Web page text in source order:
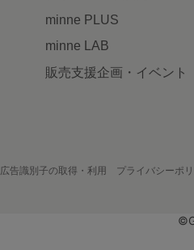
minne PLUS
minne LAB
販売支援企画・イベント
広告識別子の取得・利用 プライバシーポ